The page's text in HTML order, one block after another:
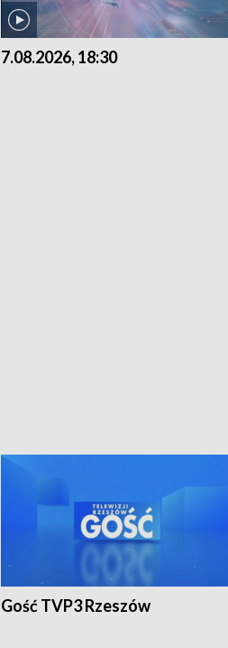
7.08.2026, 18:30
Gość TVP3 Rzeszów